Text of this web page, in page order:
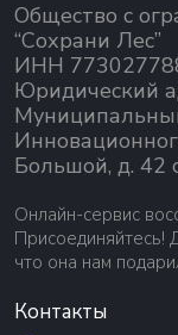
Общество с
“Сохрани Лес”
ИНН
Юридический
Большой, д. 42
Онлайн-сервис
Присоединяйтесь!
что она нам
Контакты